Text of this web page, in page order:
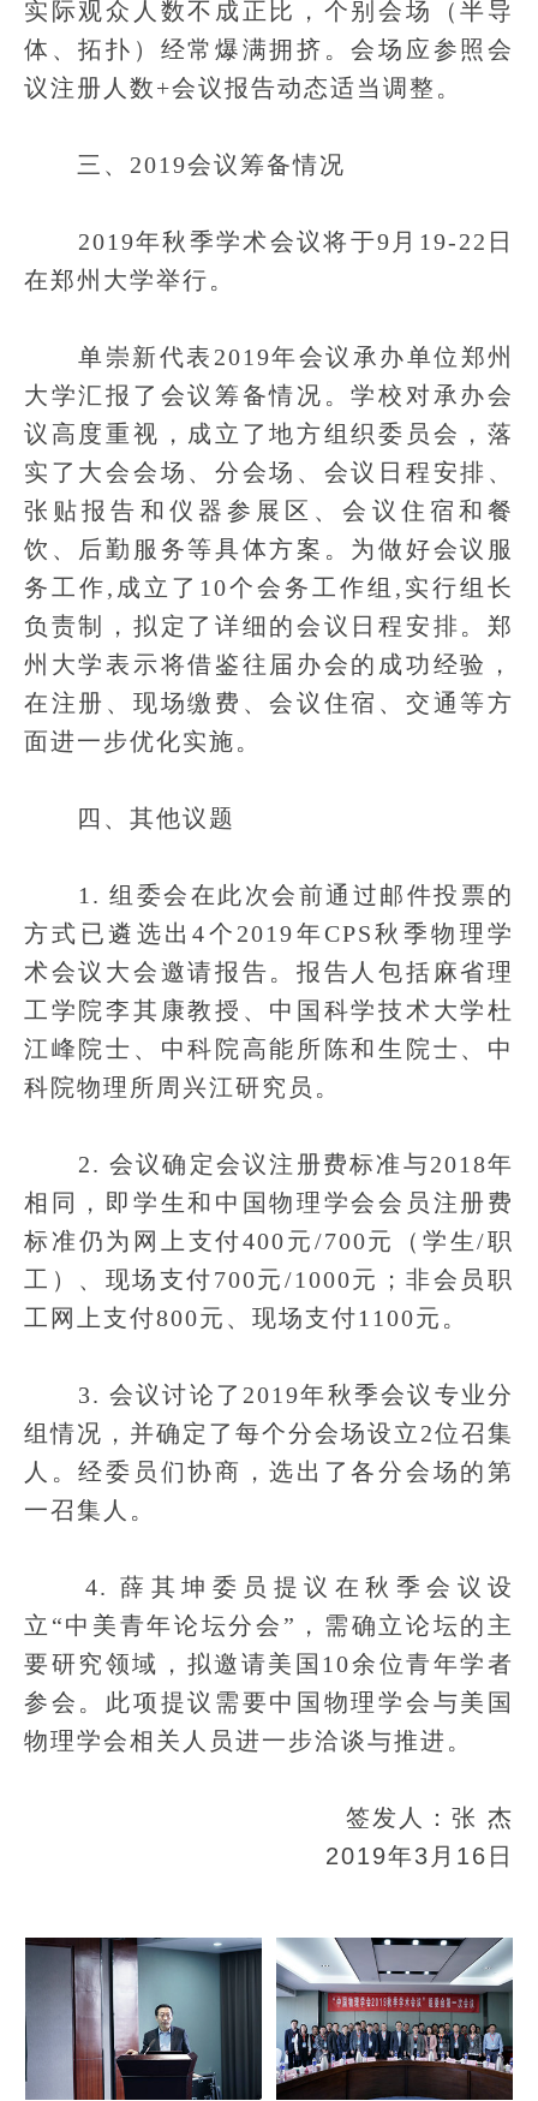
实际观众人数不成正比，个别会场（半导
体、拓扑）经常爆满拥挤。会场应参照会
议注册人数+会议报告动态适当调整。
三、2019会议筹备情况
2019年秋季学术会议将于9月19-22日
在郑州大学举行。
单崇新代表2019年会议承办单位郑州
大学汇报了会议筹备情况。学校对承办会
议高度重视，成立了地方组织委员会，落
实了大会会场、分会场、会议日程安排、
张贴报告和仪器参展区、会议住宿和餐
饮、后勤服务等具体方案。为做好会议服
务工作,成立了10个会务工作组,实行组长
负责制，拟定了详细的会议日程安排。郑
州大学表示将借鉴往届办会的成功经验，
在注册、现场缴费、会议住宿、交通等方
面进一步优化实施。
四、其他议题
1. 组委会在此次会前通过邮件投票的
方式已遴选出4个2019年CPS秋季物理学
术会议大会邀请报告。报告人包括麻省理
工学院李其康教授、中国科学技术大学杜
江峰院士、中科院高能所陈和生院士、中
科院物理所周兴江研究员。
2. 会议确定会议注册费标准与2018年
相同，即学生和中国物理学会会员注册费
标准仍为网上支付400元/700元（学生/职
工）、现场支付700元/1000元；非会员职
工网上支付800元、现场支付1100元。
3. 会议讨论了2019年秋季会议专业分
组情况，并确定了每个分会场设立2位召集
人。经委员们协商，选出了各分会场的第
一召集人。
4. 薛其坤委员提议在秋季会议设
立“中美青年论坛分会”，需确立论坛的主
要研究领域，拟邀请美国10余位青年学者
参会。此项提议需要中国物理学会与美国
物理学会相关人员进一步洽谈与推进。
签发人：张 杰
2019年3月16日